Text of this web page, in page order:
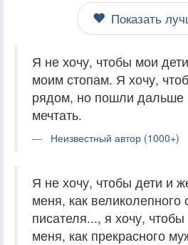
Показать
Я не хочу, чтобы мои
моим стопам. Я хочу,
рядом, но пошли дальше
мечтать.
Неизвестный автор (1000+)
Я не хочу, чтобы дети и
меня, как великолепного
писателя..., я хочу,
меня, как прекрасного